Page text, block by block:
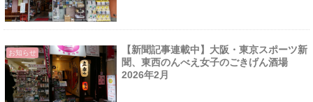
お知らせ
【新聞記事連載中】大阪・東京スポーツ新
聞、東西のんべえ女子のごきげん酒場
2026年2月